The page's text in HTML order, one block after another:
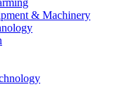
& Machinery